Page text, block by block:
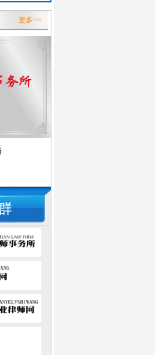
更多>>